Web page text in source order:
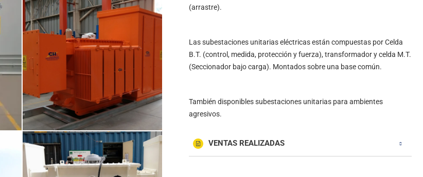
(arrastre).
Las subestaciones unitarias eléctricas están compuestas por Celda
B.T. (control, medida, protección y fuerza), transformador y celda M.T.
(Seccionador bajo carga). Montados sobre una base común.
También disponibles subestaciones unitarias para ambientes
agresivos.
VENTAS REALIZADAS